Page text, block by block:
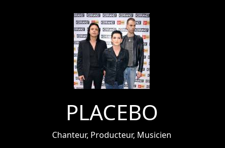
PLACEBO
Chanteur, Producteur, Musicien